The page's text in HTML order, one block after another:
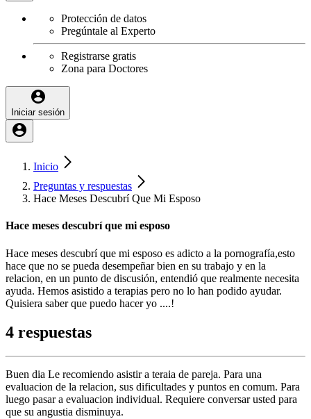
Protección de datos
Pregúntale al Experto
Registrarse gratis
Zona para Doctores
Iniciar sesión
Inicio
Preguntas y respuestas
Hace Meses Descubrí Que Mi Esposo
Hace meses descubrí que mi esposo
Hace meses descubrí que mi esposo es adicto a la pornografía,esto
hace que no se pueda desempeñar bien en su trabajo y en la
relacion, en un punto de discusión, entendió que realmente necesita
ayuda. Hemos asistido a terapias pero no lo han podido ayudar.
Quisiera saber que puedo hacer yo ....!
4 respuestas
Buen dia Le recomiendo asistir a teraia de pareja. Para una
evaluacion de la relacion, sus dificultades y puntos en comum. Para
luego pasar a evaluacion individual. Requiere conversar usted para
que su angustia disminuya.